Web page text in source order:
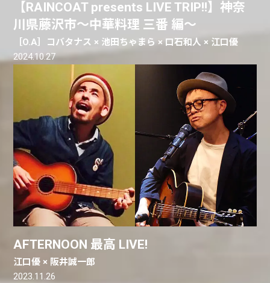
【RAINCOAT presents LIVE TRIP!!】神奈
川県藤沢市〜中華料理 三番 編〜
［O.A］コバタナス × 池田ちゃまら × 口石和人 × 江口優
2024.10.27
AFTERNOON 最高 LIVE!
江口優 × 阪井誠一郎
2023.11.26